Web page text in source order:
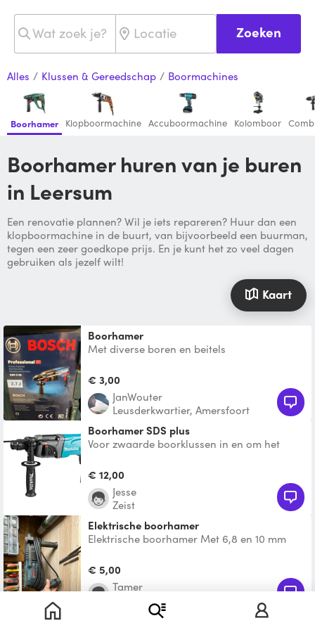
Zoeken
Alles / Klussen & Gereedschap / Boormachines
Boorhamer Klopboormachine Accuboormachine Kolomboor
Boorhamer huren van je buren
in Leersum
Een renovatie plannen? Wil je iets repareren? Huur dan een
klopboormachine in de buurt, van bijvoorbeeld een buurman,
tegen een zeer goedkope prijs. En je kunt het zo veel dagen
gebruiken als jezelf wilt!
Kaart
Boorhamer
Met diverse boren en beitels
€ 3,00
JanWouter
Leusderkwartier, Amersfoort
Boorhamer SDS plus
Voor zwaarde boorklussen in en om het
per dag
€ 12,00
Jesse
Zeist
Elektrische boorhamer
Elektrische boorhamer Met 6,8 en 10 mm
€ 5,00
Tamer
Veenendaal